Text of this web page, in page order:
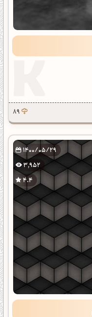
89
1400/05/29
3,952
4.4